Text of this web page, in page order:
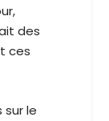
des
ces
le